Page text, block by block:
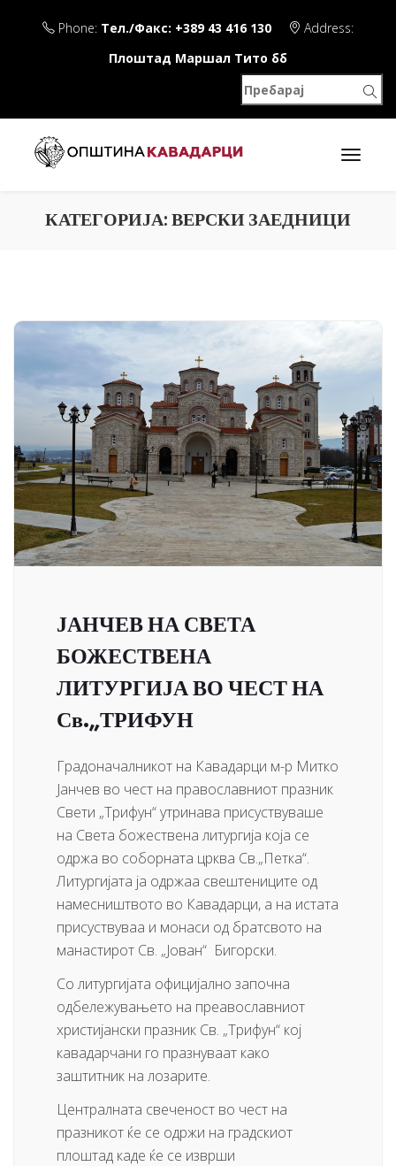
Phone: Тел./Факс: +389 43 416 130
Address:
Плоштад Маршал Тито бб
КАТЕГОРИЈА: ВЕРСКИ ЗАЕДНИЦИ
ЈАНЧЕВ НА СВЕТА
БОЖЕСТВЕНА
ЛИТУРГИЈА ВО ЧЕСТ НА
Св.„ТРИФУН
Градоначалникот на Кавадарци м-р Митко
Јанчев во чест на православниот празник
Свети „Трифун“ утринава присуствуваше
на Света божествена литургија која се
одржа во соборната црква Св.„Петка“.
Литургијата ја одржаа свештениците од
намесништвото во Кавадарци, а на истата
присуствуваа и монаси од братсвото на
манастирот Св. „Јован“ Бигорски.
Со литургијата официјално започна
одбележувањето на преавославниот
христијански празник Св. „Трифун“ кој
кавадарчани го празнуваат како
заштитник на лозарите.
Централната свеченост во чест на
празникот ќе се одржи на градскиот
плоштад каде ќе се изврши